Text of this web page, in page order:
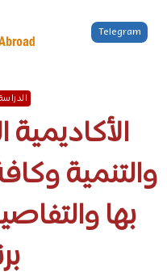
المحتوى
Telegram
الأكاديمية
والتنمية
بها